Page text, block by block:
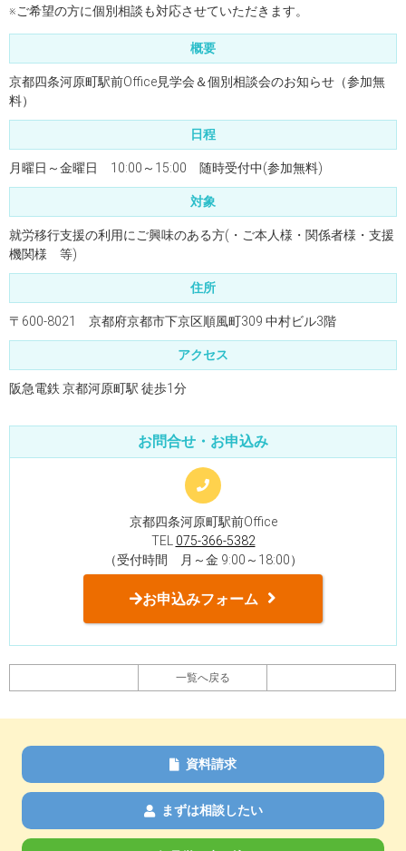
※ご希望の方に個別相談も対応させていただきます。
概要
京都四条河原町駅前Office見学会＆個別相談会のお知らせ（参加無
料）
日程
月曜日～金曜日 10:00～15:00 随時受付中(参加無料)
対象
就労移行支援の利用にご興味のある方(・ご本人様・関係者様・支援
機関様 等)
住所
〒600-8021 京都府京都市下京区順風町309 中村ビル3階
アクセス
阪急電鉄 京都河原町駅 徒歩1分
お問合せ・お申込み
京都四条河原町駅前Office
TEL 075-366-5382
（受付時間 月～金 9:00～18:00）
お申込みフォーム
一覧へ戻る
資料請求
まずは相談したい